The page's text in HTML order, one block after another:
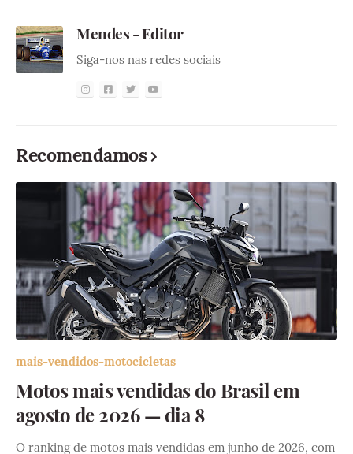
Mendes - Editor
Siga-nos nas redes sociais
Recomendamos
mais-vendidos-motocicletas
Motos mais vendidas do Brasil em
agosto de 2026 — dia 8
O ranking de motos mais vendidas em junho de 2026, com